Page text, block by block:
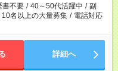
書不要 / 40～50代活躍中 / 副
10名以上の大量募集 / 電話対応
詳細へ